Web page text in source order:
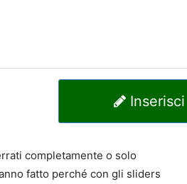
Inserisci
completamente o solo
fatto perché con gli sliders